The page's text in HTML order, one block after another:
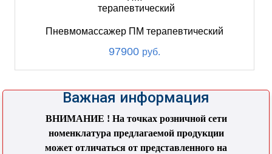
Пневмомассажер ПМ терапевтический
97900 руб.
Важная информация
ВНИМАНИЕ ! На точках розничной сети
номенклатура предлагаемой продукции
может отличаться от представленного на